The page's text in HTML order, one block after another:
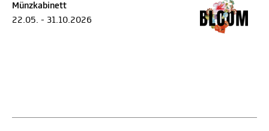
Münzkabinett
22.05. - 31.10.2026